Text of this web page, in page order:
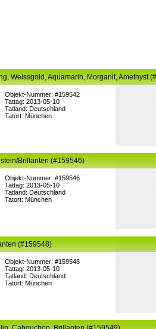
Objekt-Nummer: #159542
Tattag: 2013-05-10
Tatland: Deutschland
Tatort: München
Weissgold, Aquamarin, Morganit, Amethyst
Objekt-Nummer: #159546
Tattag: 2013-05-10
Tatland: Deutschland
Tatort: München
Brillanten (#159546)
Objekt-Nummer: #159548
Tattag: 2013-05-10
Tatland: Deutschland
Tatort: München
(#159548)